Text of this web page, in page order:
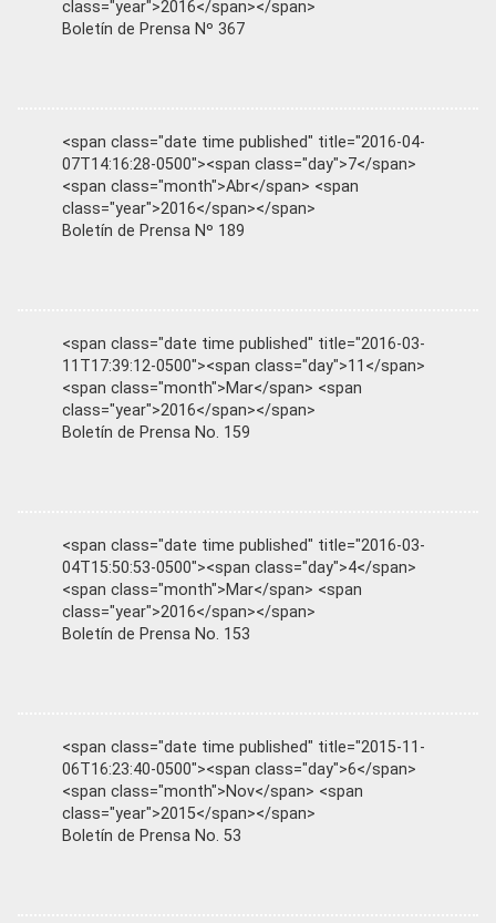
class="year">2016</span></span>
Boletín de Prensa Nº 367
<span class="date time published" title="2016-04-
07T14:16:28-0500"><span class="day">7</span>
<span class="month">Abr</span> <span
class="year">2016</span></span>
Boletín de Prensa Nº 189
<span class="date time published" title="2016-03-
11T17:39:12-0500"><span class="day">11</span>
<span class="month">Mar</span> <span
class="year">2016</span></span>
Boletín de Prensa No. 159
<span class="date time published" title="2016-03-
04T15:50:53-0500"><span class="day">4</span>
<span class="month">Mar</span> <span
class="year">2016</span></span>
Boletín de Prensa No. 153
<span class="date time published" title="2015-11-
06T16:23:40-0500"><span class="day">6</span>
<span class="month">Nov</span> <span
class="year">2015</span></span>
Boletín de Prensa No. 53